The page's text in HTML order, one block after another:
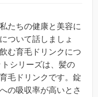
たちの健康と美容に
ついて話しましょ
む育毛ドリンクにつ
シリーズは、髪の
毛ドリンクです。錠
の吸収率が高いとさ